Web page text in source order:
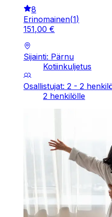
8
Erinomainen(1)
151,00 €
Sijainti: Pärnu
Kotiinkuljetus
Osallistujat: 2 - 2
2 henkilölle